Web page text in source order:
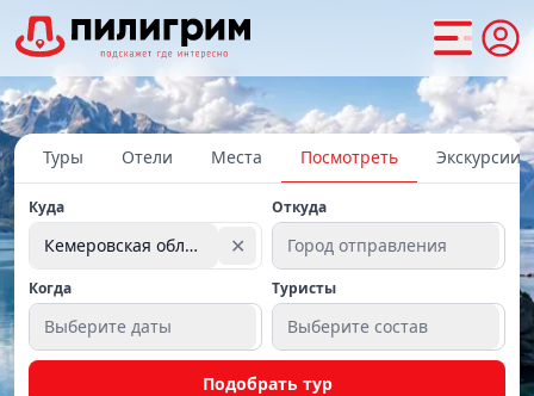
Туры Отели Места Посмотреть Экскурсии
Куда
Кемеровская область ✕
Откуда
Город отправления
Когда
Выберите даты
Туристы
Выберите состав
Подобрать тур